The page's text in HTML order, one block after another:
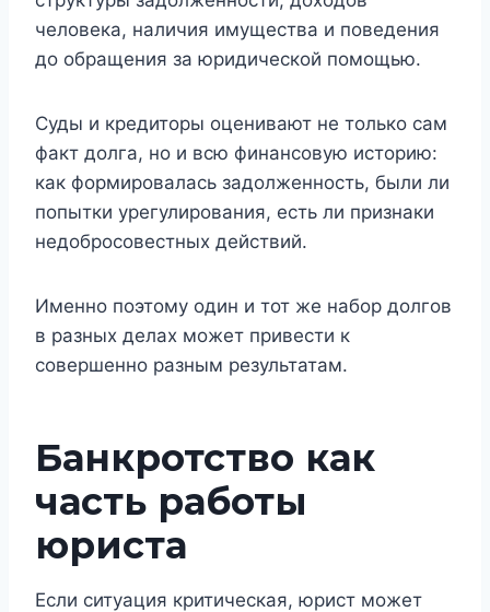
человека, наличия имущества и поведения
до обращения за юридической помощью.
Суды и кредиторы оценивают не только сам
факт долга, но и всю финансовую историю:
как формировалась задолженность, были ли
попытки урегулирования, есть ли признаки
недобросовестных действий.
Именно поэтому один и тот же набор долгов
в разных делах может привести к
совершенно разным результатам.
Банкротство как
часть работы
юриста
Если ситуация критическая, юрист может